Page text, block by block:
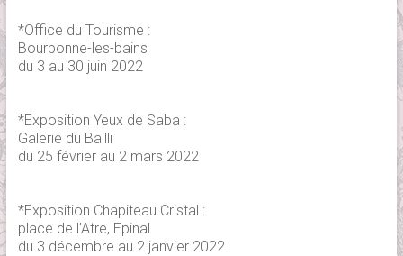
*Office du Tourisme :
Bourbonne-les-bains
du 3 au 30 juin 2022
*Exposition Yeux de Saba :
Galerie du Bailli
du 25 février au 2 mars 2022
*Exposition Chapiteau Cristal :
place de l'Atre, Epinal
du 3 décembre au 2 janvier 2022